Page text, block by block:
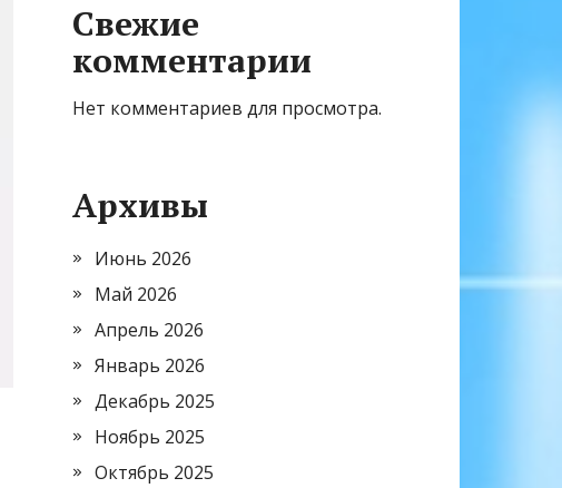
Свежие
комментарии
Нет комментариев для просмотра.
Архивы
Июнь 2026
Май 2026
Апрель 2026
Январь 2026
Декабрь 2025
Ноябрь 2025
Октябрь 2025